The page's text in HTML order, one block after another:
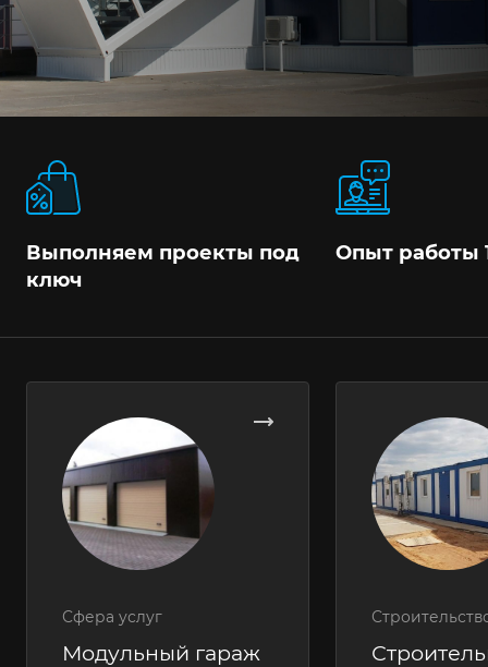
Выполняем проекты под
ключ
Опыт работы
Сфера услуг
Модульный гараж